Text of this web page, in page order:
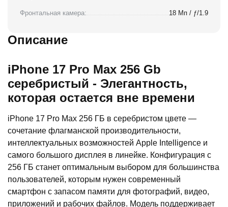
Фронтальная камера: 18 Мп / ƒ/1.9
Описание
iPhone 17 Pro Max 256 Gb
серебристый - Элегантность,
которая остается вне времени
iPhone 17 Pro Max 256 ГБ в серебристом цвете —
сочетание флагманской производительности,
интеллектуальных возможностей Apple Intelligence и
самого большого дисплея в линейке. Конфигурация с
256 ГБ станет оптимальным выбором для большинства
пользователей, которым нужен современный
смартфон с запасом памяти для фотографий, видео,
приложений и рабочих файлов. Модель поддерживает